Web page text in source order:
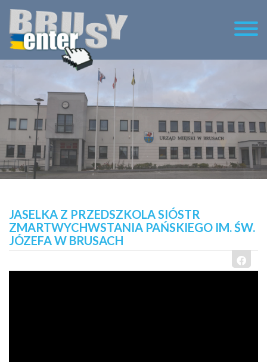
JASELKA Z PRZEDSZKOLA SIÓSTR
ZMARTWYCHWSTANIA PAŃSKIEGO IM. ŚW.
JÓZEFA W BRUSACH